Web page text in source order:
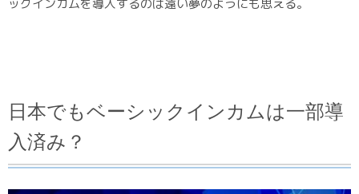
ックインカムを導入するのは遠い夢のようにも思える。
日本でもベーシックインカムは一部導
入済み？